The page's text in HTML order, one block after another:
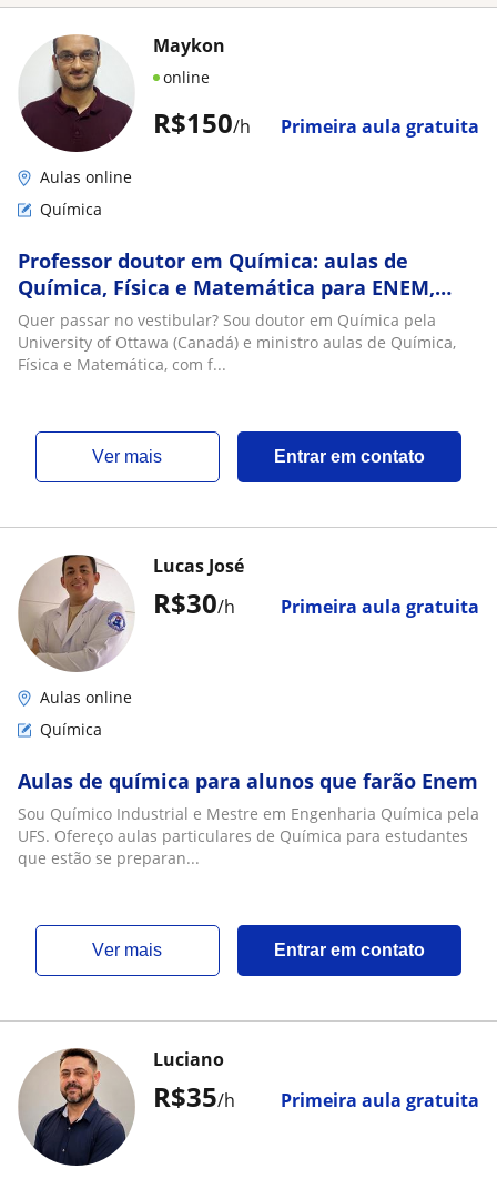
R$150/h Primeira aula gratuita
Maykon
online
Aulas online
Química
Professor doutor em Química: aulas de
Química, Física e Matemática para ENEM,
vestibulares e concursos
Quer passar no vestibular? Sou doutor em Química pela
University of Ottawa (Canadá) e ministro aulas de Química,
Física e Matemática, com f...
ver mais Entrar em contato
R$30/h Primeira aula gratuita
Lucas José
Aulas online
Química
Aulas de química para alunos que farão Enem
Sou Químico Industrial e Mestre em Engenharia Química pela
UFS. Ofereço aulas particulares de Química para estudantes
que estão se preparan...
ver mais Entrar em contato
R$35/h Primeira aula gratuita
Luciano